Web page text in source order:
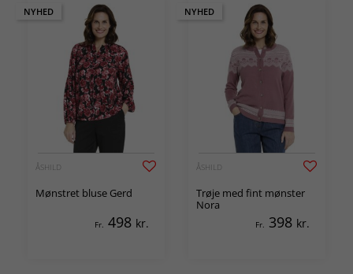
NYHED
ÅSHILD
Mønstret bluse Gerd
Fr. 498 kr.
NYHED
ÅSHILD
Trøje med fint mønster
Nora
Fr. 398 kr.